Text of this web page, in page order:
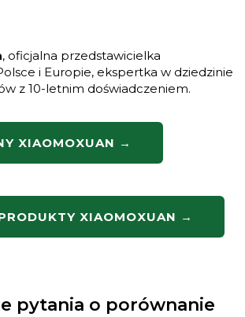
, oficjalna przedstawicielka
i Europie, ekspertka w dziedzinie
z 10-letnim doświadczeniem.
XIAOMOXUAN →
XIAOMOXUAN →
pytania o porównanie